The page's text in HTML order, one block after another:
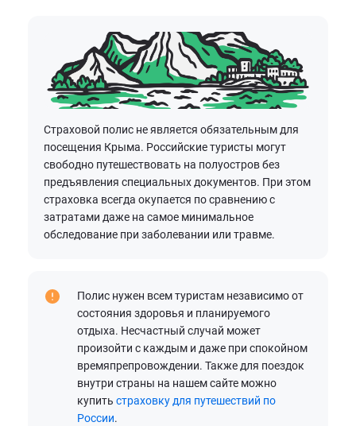
Страховой полис не является обязательным для
посещения Крыма. Российские туристы могут
свободно путешествовать на полуостров без
предъявления специальных документов. При этом
страховка всегда окупается по сравнению с
затратами даже на самое минимальное
обследование при заболевании или травме.
Полис нужен всем туристам независимо от
состояния здоровья и планируемого
отдыха. Несчастный случай может
произойти с каждым и даже при спокойном
времяпрепровождении. Также для поездок
внутри страны на нашем сайте можно
купить страховку для путешествий по
России.